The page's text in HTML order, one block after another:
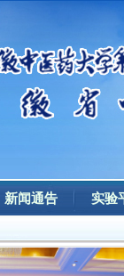
新闻通告 实验